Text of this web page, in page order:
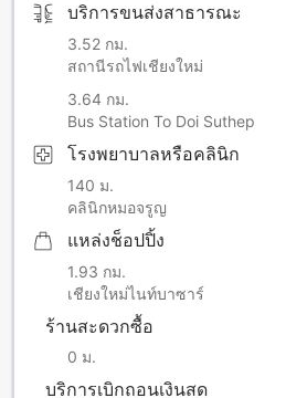
บริการขนส่งสาธารณะ
3.52 กม.
สถานีรถไฟเชียงใหม่
3.64 กม.
Bus Station To Doi Suthep
โรงพยาบาลหรือคลินิก
140 ม.
คลินิกหมอจรูญ
แหล่งช็อปปิ้ง
1.93 กม.
เชียงใหม่ไนท์บาซาร์
ร้านสะดวกซื้อ
0 ม.
บริการเบิกถอนเงินสด